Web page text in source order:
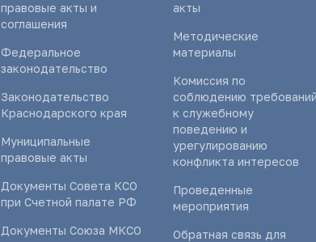
правовые акты и
соглашения
Федеральное
законодательство
Законодательство
Краснодарского края
Муниципальные
правовые акты
Документы Совета КСО
при Счетной палате РФ
Документы Союза МКСО
акты
Методические
материалы
Комиссия по
соблюдению требований
к служебному
поведению и
урегулированию
конфликта интересов
Проведенные
мероприятия
Обратная связь для